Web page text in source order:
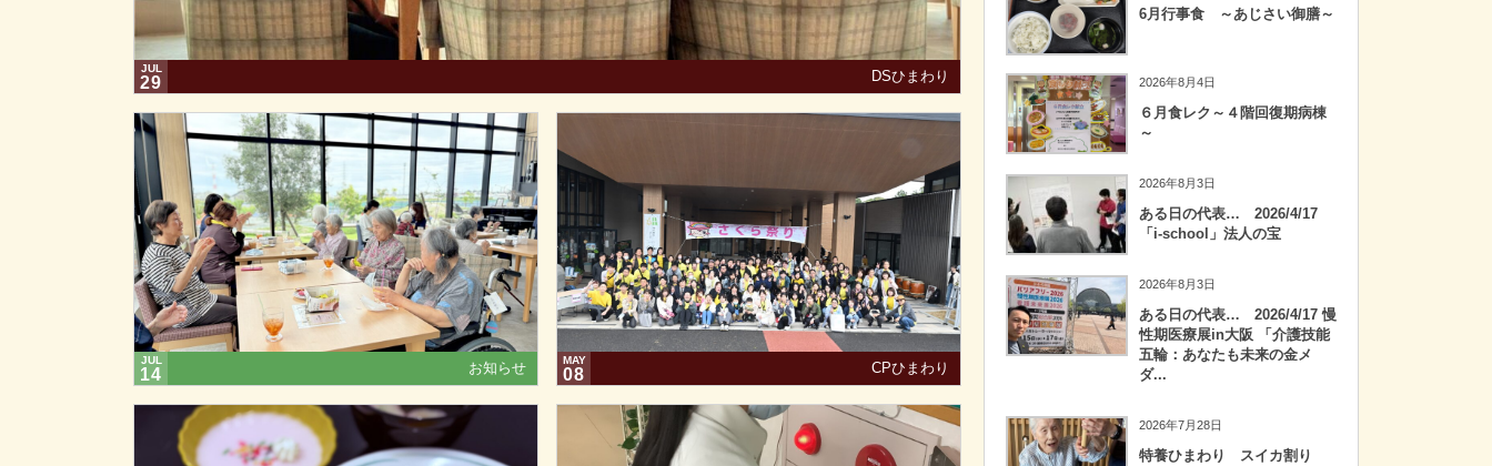
JUL
29 DSひまわり
JUL
14 お知らせ MAY
08 CPひまわり
6月行事食 ～あじさい御膳～
2026年8月4日
６月食レク～４階回復期病棟
～
2026年8月3日
ある日の代表… 2026/4/17
「i-school」法人の宝
2026年8月3日
ある日の代表… 2026/4/17 慢
性期医療展in大阪 「介護技能
五輪：あなたも未来の金メ
ダ...
2026年7月28日
特養ひまわり スイカ割り